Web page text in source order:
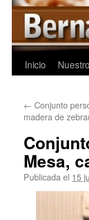
Inicio
← Conjunto
madera de
Mesa,
Publicada el 15